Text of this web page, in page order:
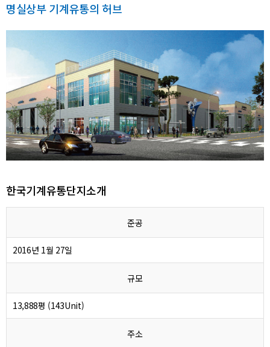
명실상부 기계유통의 허브
한국기계유통단지소개
준공
2016년 1월 27일
규모
13,888평 (143Unit)
주소